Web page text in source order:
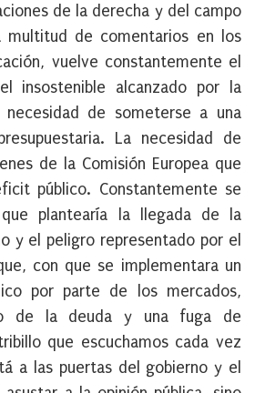
de la derecha y del campo
multitud de comentarios en los
vuelve constantemente el
insostenible alcanzado por la
de someterse a una
La necesidad de
de la Comisión Europea que
público. Constantemente se
plantearía la llegada de la
y el peligro representado por el
con que se implementara un
por parte de los mercados,
de la deuda y una fuga de
que escuchamos cada vez
a las puertas del gobierno y el